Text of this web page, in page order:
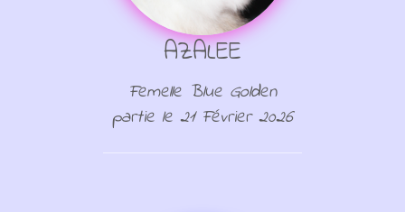
AZALEE
Femelle Blue Golden
partie le 21 Février 2026